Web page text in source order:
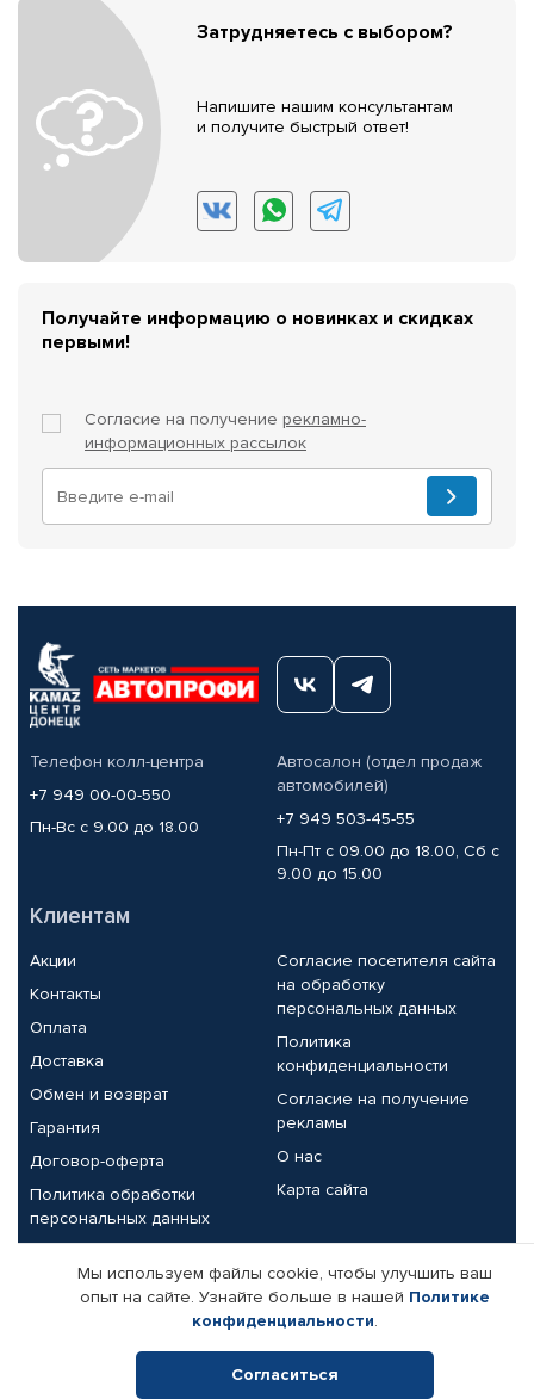
Затрудняетесь с выбором?
Напишите нашим консультантам
и получите быстрый ответ!
Получайте информацию о новинках и скидках
первыми!
Согласие на получение рекламно-
информационных рассылок
Телефон колл-центра
+7 949 00-00-550
Пн-Вс с 9.00 до 18.00
Автосалон (отдел продаж
автомобилей)
+7 949 503-45-55
Пн-Пт с 09.00 до 18.00, Сб с
9.00 до 15.00
Клиентам
Акции
Контакты
Оплата
Доставка
Обмен и возврат
Гарантия
Договор-оферта
Политика обработки
персональных данных
Согласие посетителя сайта
на обработку
персональных данных
Политика
конфиденциальности
Согласие на получение
рекламы
О нас
Карта сайта
Партнерам
Корпоративным клиентам
Поставщикам
Реквизиты компании
Мы используем файлы cookie, чтобы улучшить ваш
опыт на сайте. Узнайте больше в нашей Политике
конфиденциальности.
Согласиться